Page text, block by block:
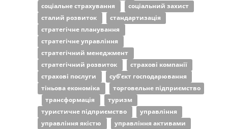
соціальне страхування
соціальний захист
сталий розвиток
стандартизація
стратегічне планування
стратегічне управління
стратегічний менеджмент
стратегічний розвиток
страхові компанії
страхові послуги
суб’єкт господарювання
тіньова економіка
торговельне підприємство
трансформація
туризм
туристичне підприємство
управління
управління якістю
управління активами